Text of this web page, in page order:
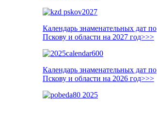
Календарь знаменательных дат по
Пскову и области на 2027 год>>>
Календарь знаменательных дат по
Пскову и области на 2026 год>>>